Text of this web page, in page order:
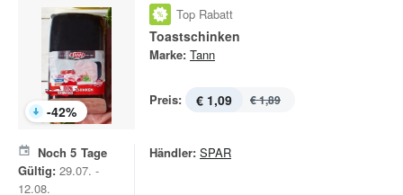
-42%
Top Rabatt
Toastschinken
Marke: Tann
Preis: € 1,09 € 1,89
Noch 5 Tage
Gültig: 29.07. -
12.08.
Händler: SPAR